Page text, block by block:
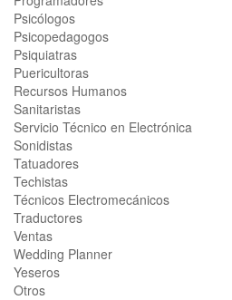
Psicólogos
Psicopedagogos
Psiquiatras
Puericultoras
Recursos Humanos
Sanitaristas
Servicio Técnico en Electrónica
Sonidistas
Tatuadores
Techistas
Técnicos Electromecánicos
Traductores
Ventas
Wedding Planner
Yeseros
Otros